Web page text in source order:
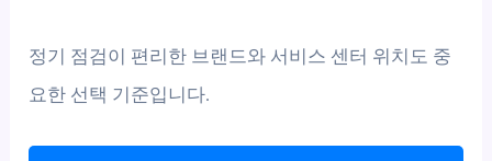
정기 점검이 편리한 브랜드와 서비스 센터 위치도 중
요한 선택 기준입니다.